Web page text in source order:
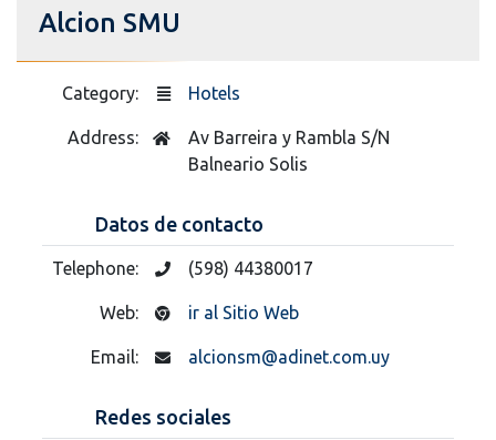
Alcion SMU
Category: Hotels
Address:
Av Barreira y Rambla S/N
Balneario Solis
Datos de contacto
Telephone: (598) 44380017
Web: ir al Sitio Web
Email: alcionsm@adinet.com.uy
Redes sociales